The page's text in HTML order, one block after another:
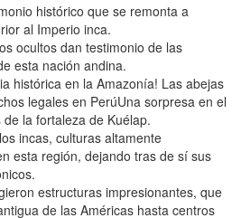
histórico que se remonta a
al Imperio inca.
ocultos dan testimonio de las
esta nación andina.
histórica en la Amazonía! Las abejas
legales en PerúUna sorpresa en el
la fortaleza de Kuélap.
incas, culturas altamente
esta región, dejando tras de sí sus
estructuras impresionantes, que
de las Américas hasta centros